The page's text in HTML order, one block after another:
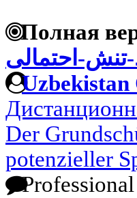
Полная
تنش-احتمالی
Uzbekistan
Der
potenzieller